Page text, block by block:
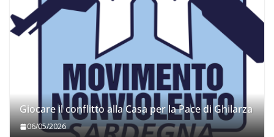
Giocare il conflitto alla Casa per la Pace di Ghilarza
06/05/2026